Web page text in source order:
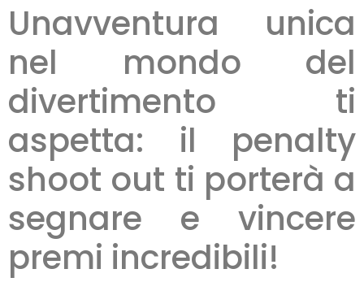
Unavventura unica
nel mondo del
divertimento ti
aspetta: il penalty
shoot out ti porterà a
segnare e vincere
premi incredibili!